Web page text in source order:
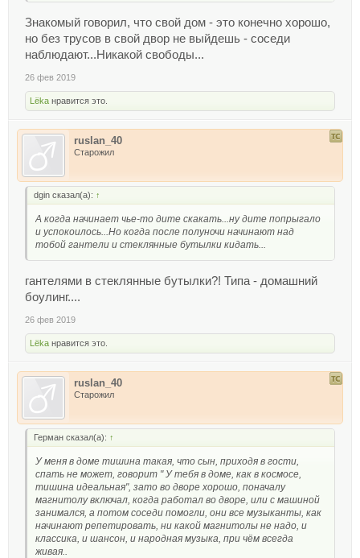
Знакомый говорил, что свой дом - это конечно хорошо,
но без трусов в свой двор не выйдешь - соседи
наблюдают...Никакой свободы...
26 фев 2019
Lёka нравится это.
ruslan_40
Старожил
dgin сказал(а): ↑
А когда начинает чье-то дите скакать...ну дите попрыгало
и успокоилось...Но когда после полуночи начинают над
тобой гантели и стеклянные бутылки кидать...
гантелями в стеклянные бутылки?! Типа - домашний
боулинг....
26 фев 2019
Lёka нравится это.
ruslan_40
Старожил
Герман сказал(а): ↑
У меня в доме тишина такая, что сын, приходя в гости,
спать не может, говорит " У тебя в доме, как в космосе,
тишина идеальная", зато во дворе хорошо, поначалу
магнитолу включал, когда работал во дворе, или с машиной
занимался, а потом соседи помогли, они все музыканты, как
начинают репетировать, ни какой магнитолы не надо, и
классика, и шансон, и народная музыка, при чём всегда
живая..